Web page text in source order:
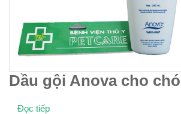
Dầu gội Anova cho
Đọc tiếp